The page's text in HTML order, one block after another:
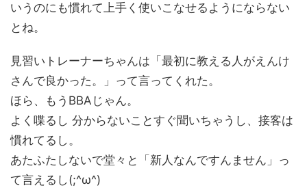
いうのにも慣れて上手く使いこなせるようにならない
とね。
見習いトレーナーちゃんは「最初に教える人がえんけ
さんで良かった。」って言ってくれた。
ほら、もうBBAじゃん。
よく喋るし 分からないことすぐ聞いちゃうし、接客は
慣れてるし。
あたふたしないで堂々と「新人なんですんません」っ
て言えるし(;^ω^)